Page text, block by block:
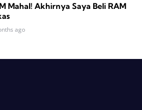
Mahal! Akhirnya Saya Beli RAM
ago